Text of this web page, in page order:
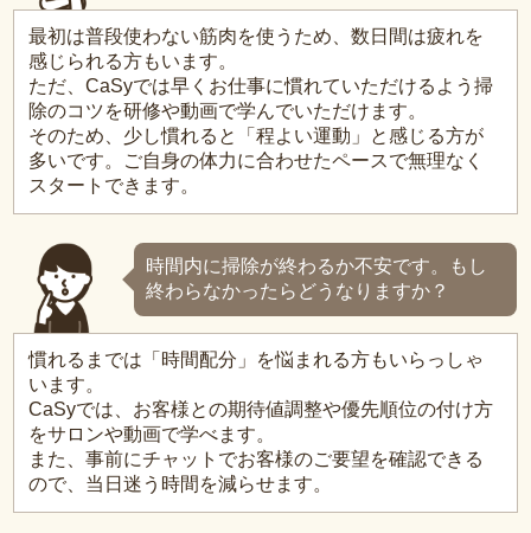
最初は普段使わない筋肉を使うため、数日間は疲れを
感じられる方もいます。
ただ、CaSyでは早くお仕事に慣れていただけるよう掃
除のコツを研修や動画で学んでいただけます。
そのため、少し慣れると「程よい運動」と感じる方が
多いです。ご自身の体力に合わせたペースで無理なく
スタートできます。
時間内に掃除が終わるか不安です。もし
終わらなかったらどうなりますか？
慣れるまでは「時間配分」を悩まれる方もいらっしゃ
います。
CaSyでは、お客様との期待値調整や優先順位の付け方
をサロンや動画で学べます。
また、事前にチャットでお客様のご要望を確認できる
ので、当日迷う時間を減らせます。